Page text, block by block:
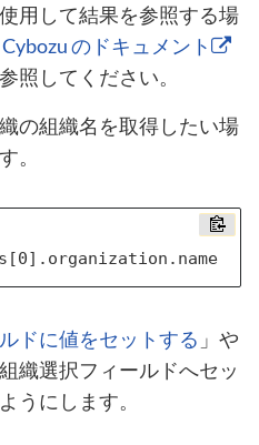
用して結果を参照する場
Cybozu のドキュメント
照してください。
の組織名を取得したい場
。
ドに値をセットする 」や
織選択フィールドへセッ
うにします。